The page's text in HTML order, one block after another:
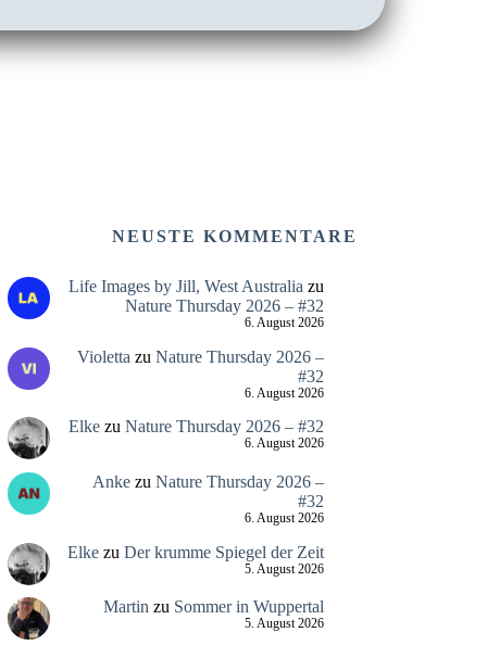
NEUSTE KOMMENTARE
Life Images by Jill, West Australia zu
Nature Thursday 2026 – #32
6. August 2026
Violetta zu Nature Thursday 2026 –
#32
6. August 2026
Elkezu Nature Thursday 2026 – #32
6. August 2026
Ankezu Nature Thursday 2026 –
#32
6. August 2026
Elkezu Der krumme Spiegel der Zeit
5. August 2026
Martinzu Sommer in Wuppertal
5. August 2026